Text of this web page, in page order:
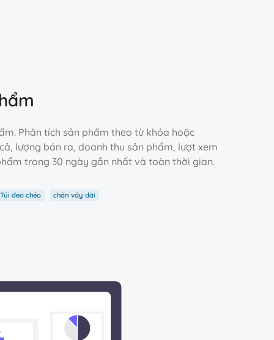
Phân tích sản phẩm theo từ khóa hoặc
lượng bán ra, doanh thu sản phẩm, lượt xem
trong 30 ngày gần nhất và toàn thời gian.
Túi đeo chéo chân váy dài